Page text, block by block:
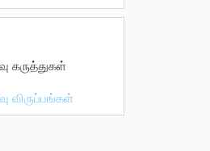
கருத்துகள்
விருப்பங்கள்